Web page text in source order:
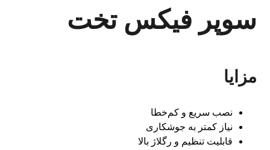
سوپر فیکس تخت
مزایا
نصب سریع و کم‌خطا
نیاز کمتر به جوشکاری
قابلیت تنظیم و رگلاژ بالا